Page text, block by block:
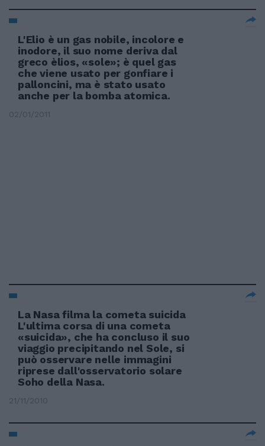
L'Elio è un gas nobile, incolore e
inodore, il suo nome deriva dal
greco èlios, «sole»; è quel gas
che viene usato per gonfiare i
palloncini, ma è stato usato
anche per la bomba atomica.
02/01/2011
La Nasa filma la cometa suicida
L'ultima corsa di una cometa
«suicida», che ha concluso il suo
viaggio precipitando nel Sole, si
può osservare nelle immagini
riprese dall'osservatorio solare
Soho della Nasa.
21/11/2010